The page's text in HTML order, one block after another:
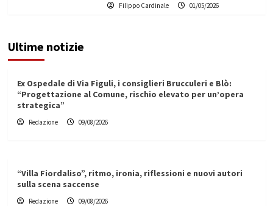
Filippo Cardinale 01/05/2026
Ultime notizie
Ex Ospedale di Via Figuli, i consiglieri Brucculeri e Blò:
“Progettazione al Comune, rischio elevato per un’opera
strategica”
Redazione 09/08/2026
“Villa Fiordaliso”, ritmo, ironia, riflessioni e nuovi autori
sulla scena saccense
Redazione 09/08/2026